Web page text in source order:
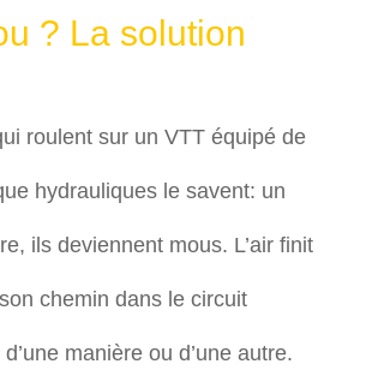
? La solution
roulent sur un VTT équipé de
hydrauliques le savent: un
ils deviennent mous. L’air finit
chemin dans le circuit
manière ou d’une autre.